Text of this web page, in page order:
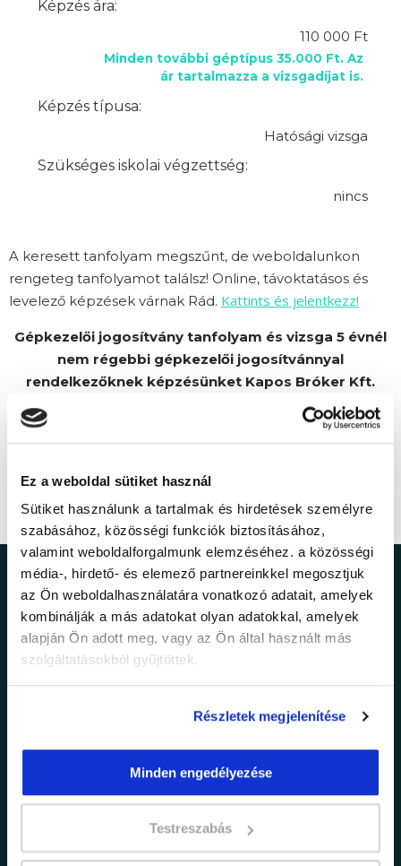
Ez a weboldal sütiket használ
Sütiket használunk a tartalmak és hirdetések személyre
szabásához, közösségi funkciók biztosításához,
valamint weboldalforgalmunk elemzéséhez. a közösségi
média-, hirdető- és elemező partnereinkkel megosztjuk
az Ön weboldalhasználatára vonatkozó adatait, amelyek
kombinálják a más adatokat olyan adatokkal, amelyek
alapján Ön adott meg, vagy az Ön által használt más
szolgáltatásokból gyűjtöttek.
Részletek megjelenítése
Minden engedélyezése
Testreszabás
Képzés ára:
110 000 Ft
Minden további géptípus 35.000 Ft. Az
ár tartalmazza a vizsgadíjat is.
Képzés típusa:
Hatósági vizsga
Szükséges iskolai végzettség:
nincs
A keresett tanfolyam megszűnt, de weboldalunkon
rengeteg tanfolyamot találsz! Online, távoktatásos és
levelező képzések várnak Rád. Kattints és jelentkezz!
Gépkezelői jogosítvány tanfolyam és vizsga 5 évnél
nem régebbi gépkezelői jogosítvánnyal
rendelkezőknek képzésünket Kapos Bróker Kft.
Ne maradj le a
legfrissebb
információkról!
legfrissebb híreinkről és időszakos
promócióinkról.